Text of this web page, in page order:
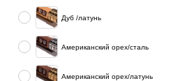
Дуб /латунь
Американский орех/сталь
Американский орех/латунь